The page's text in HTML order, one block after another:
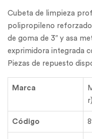
Cubeta de limpieza
polipropileno reforzado
de goma de 3″ y asa
exprimidora integrada
Piezas de repuesto
Marca
r)
Código